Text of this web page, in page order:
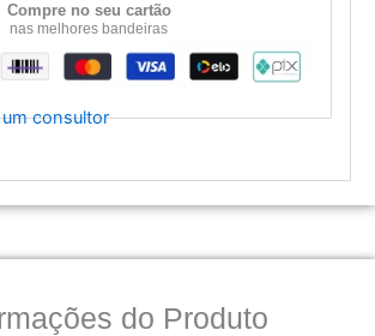
Compre no seu cartão
nas melhores bandeiras
consultor
do Produto